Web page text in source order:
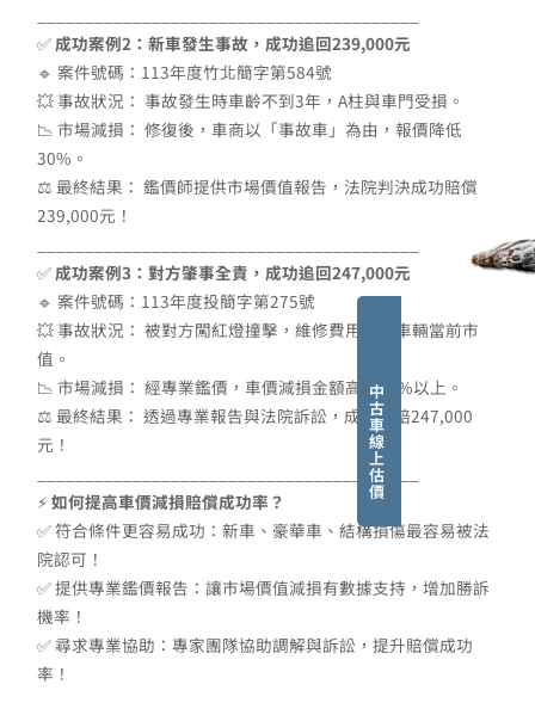
中
古
車
線
上
估
價
✅成功案例2：新車發生事故，成功追回239,000元
🔹 案件號碼：113年度竹北簡字第584號
💥 事故狀況： 事故發生時車齡不到3年，A柱與車門受損。
📉 市場減損： 修復後，車商以「事故車」為由，報價降低
30%。
⚖ 最終結果： 鑑價師提供市場價值報告，法院判決成功賠償
239,000元！
✅成功案例3：對方肇事全責，成功追回247,000元
🔹 案件號碼：113年度投簡字第275號
💥 事故狀況： 被對方闖紅燈撞擊，維修費用超過車輛當前市
值。
📉 市場減損： 經專業鑑價，車價減損金額高達20%以上。
⚖ 最終結果： 透過專業報告與法院訴訟，成功獲賠247,000
元！
________________________________________
⚡ 如何提高車價減損賠償成功率？
✅ 符合條件更容易成功：新車、豪華車、結構損傷最容易被法
院認可！
✅ 提供專業鑑價報告：讓市場價值減損有數據支持，增加勝訴
機率！
✅ 尋求專業協助：專家團隊協助調解與訴訟，提升賠償成功
率！